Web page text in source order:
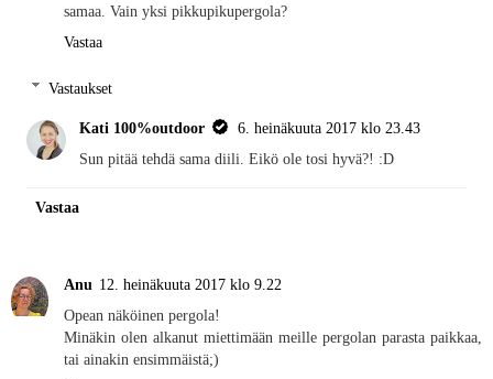
samaa. Vain yksi pikkupikupergola?
Vastaa
Vastaukset
Kati 100%outdoor
6. heinäkuuta 2017 klo 23.43
Sun pitää tehdä sama diili. Eikö ole tosi hyvä?! :D
Vastaa
Anu 12. heinäkuuta 2017 klo 9.22
Opean näköinen pergola!
Minäkin olen alkanut miettimään meille pergolan parasta paikkaa,
tai ainakin ensimmäistä;)